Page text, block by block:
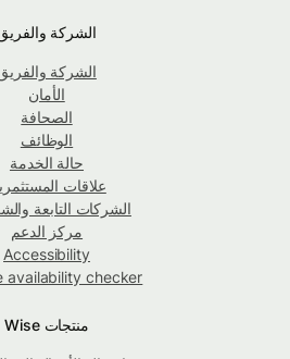
الشركة والفريق
الشركة والفريق
الأمان
الصحافة
الوظائف
حالة الخدمة
علاقات المستثمرين
الشركات التابعة
مركز الدعم
Accessibility
availability checker
منتجات Wise